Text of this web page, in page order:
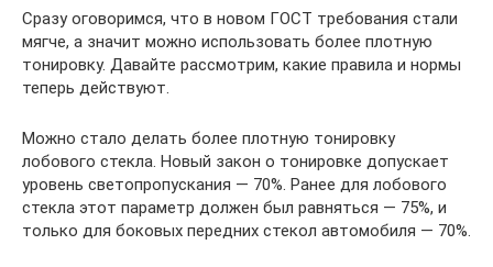
Сразу оговоримся, что в новом ГОСТ требования стали
мягче, а значит можно использовать более плотную
тонировку. Давайте рассмотрим, какие правила и нормы
теперь действуют.
Можно стало делать более плотную тонировку
лобового стекла. Новый закон о тонировке допускает
уровень светопропускания — 70%. Ранее для лобового
стекла этот параметр должен был равняться — 75%, и
только для боковых передних стекол автомобиля — 70%.